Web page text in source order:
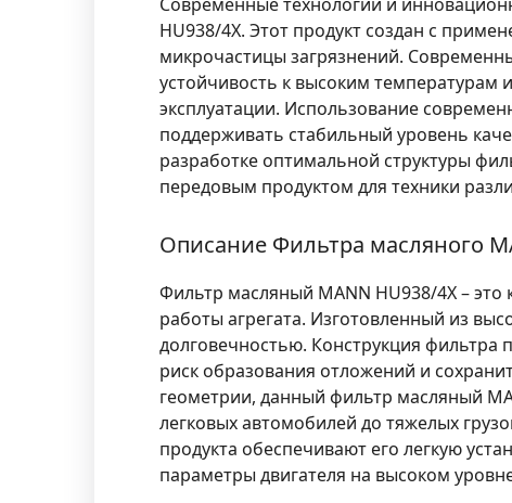
HU938/4X. Этот продукт создан с
микрочастицы загрязнений.
устойчивость к высоким температурам
эксплуатации. Использование
поддерживать стабильный уровень
разработке оптимальной структуры
передовым продуктом для техники
Описание Фильтра масляного
Фильтр масляный MANN HU938/4X –
работы агрегата. Изготовленный из
долговечностью. Конструкция фильтра
риск образования отложений и
геометрии, данный фильтр масляный
легковых автомобилей до тяжелых
продукта обеспечивают его легкую
параметры двигателя на высоком